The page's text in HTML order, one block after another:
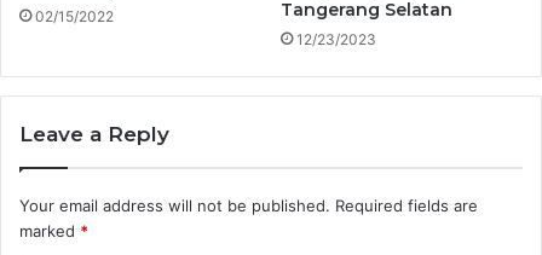
02/15/2022
Tangerang Selatan
12/23/2023
Leave a Reply
Your email address will not be published. Required fields are
marked *